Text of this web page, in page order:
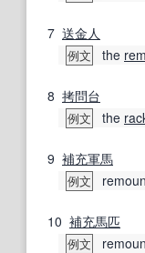
7 送金人
例文 the
8 拷問台
例文 the
9 補充軍馬
例文
10 補充馬匹
例文